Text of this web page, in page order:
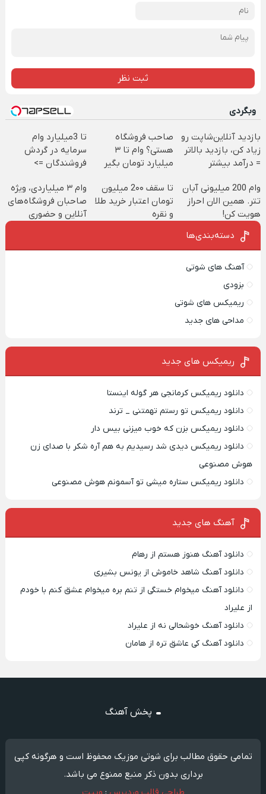
ثبت نظر
وبگردی
بازدید آنلاین‌شاپت رو
زیاد کن، بازدید بالاتر
= درآمد بیشتر
صاحب فروشگاه
هستی؟ وام تا ۳
میلیارد تومان بگیر
تا 3میلیارد وام
سرمایه در گردش
فروشندگان =>
کن
وام 200 میلیونی آبان
تتر. همین الان احراز
هویت کن!
تا سقف 2۰۰ میلیون
تومان اعتبار خرید طلا
و نقره
وام ۳ میلیاردی، ویژه
صاحبان فروشگاه‌های
آنلاین و حضوری
دسته‌بندی‌ها
آهنگ های شوتی
بزودی
ریمیکس های شوتی
مداحی های جدید
ریمیکس‌ های جدید
دانلود ریمیکس کرمانجی هر گوله اینستا
دانلود ریمیکس تو رستم تهمتنی _ ترند
دانلود ریمیکس بزن که خوب میزنی بیس دار
دانلود ریمیکس دیدی شد رسیدیم به هم آره شکر با صدای زن
هوش مصنوعی
دانلود ریمیکس ستاره میشی تو آسمونم هوش مصنوعی
آهنگ های جدید
دانلود آهنگ هنوز هستم از رهام
دانلود آهنگ شاهد خاموش از یونس بشیری
دانلود آهنگ میخوام خستگی از تنم بره میخوام عشق کنم با خودم
از علیراد
دانلود آهنگ خوشحالی نه از علیراد
دانلود آهنگ کی عاشق تره از هامان
پخش آهنگ
تمامی حقوق مطالب برای شوتی موزیک محفوظ است و هرگونه کپی
برداری بدون ذکر منبع ممنوع می باشد.